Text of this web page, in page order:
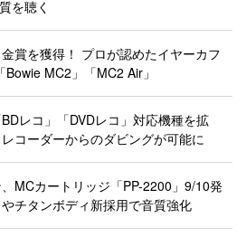
を聴く
賞を獲得！ プロが認めたイヤーカフ
MC2」「MC2 Air」
レコ」「DVDレコ」対応機種を拡
コーダーからのダビングが可能に
MCカートリッジ「PP-2200」9/10発
チタンボディ新採用で音質強化